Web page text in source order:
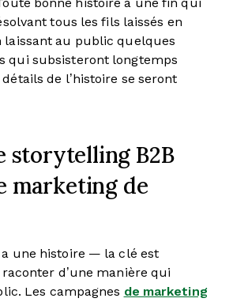
bonne histoire a une fin qui
tous les fils laissés en
laissant au public quelques
qui subsisteront longtemps
de l’histoire se seront
storytelling B2B
marketing de
une histoire — la clé est
d’une manière qui
Les campagnes de marketing